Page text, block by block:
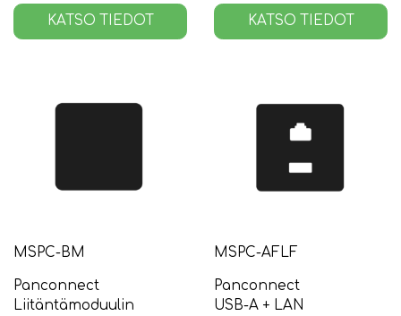
KATSO TIEDOT KATSO TIEDOT
MSPC-BM
Panconnect
Liitäntämoduulin
MSPC-AFLF
Panconnect
USB-A + LAN